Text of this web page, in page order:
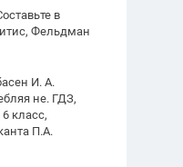
в
Фельдман
И. А.
не. ГДЗ,
класс,
П.А.